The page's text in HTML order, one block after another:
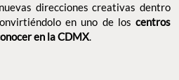
direcciones creativas dentro
en uno de los centros
en la CDMX.